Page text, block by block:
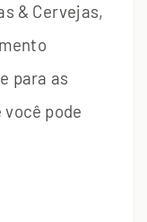
& Cervejas,
para as
pode